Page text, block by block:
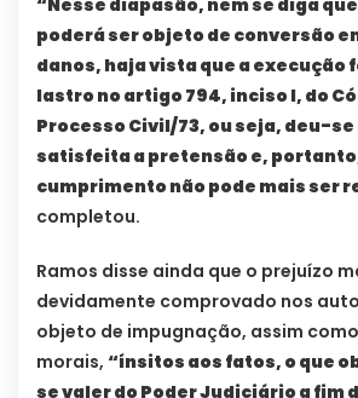
poderá ser objeto de conversão
danos, haja vista que a execução
lastro no artigo 794, inciso I, do
Processo Civil/73, ou seja, deu-se
satisfeita a pretensão e,
cumprimento não pode mais ser
completou.
Ramos disse ainda que o prejuízo
devidamente comprovado nos
objeto de impugnação, assim
morais, “ínsitos aos fatos, o que
se valer do Poder Judiciário a fim